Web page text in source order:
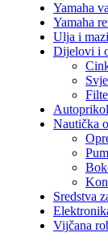
Yamaha
Yamaha
Ulja i
Dijelovi i
Nautička
Sredstva
Vijčana